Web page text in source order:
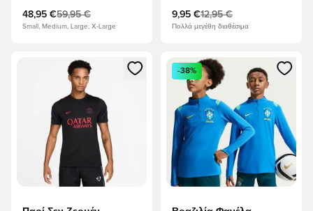
Φωτογραφία Μπλε/
Κίτρινο/Light Menta
48,95 €59,95 €
Small, Medium, Large, X-Large
9,95 €12,95 €
Πολλά μεγέθη διαθέσιμα
Ανοίγει ένα Modal για να συνδεθείτε ή να εγγραφείτε ως
Ανοίγει ένα Modal για να
-38%